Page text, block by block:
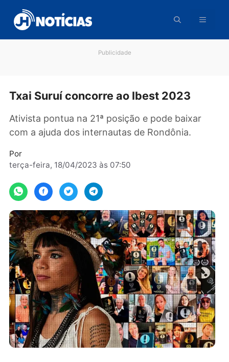
para
conteúdo
Ativista pontua na 21ª posição e pode baixar
Por
terça-feira, 18/04/2023 às 07:50